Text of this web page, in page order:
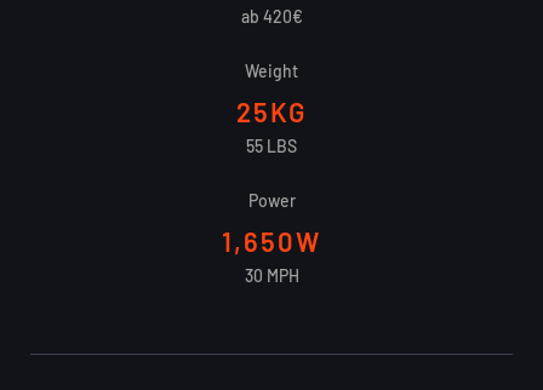
ab 420€
Weight
25KG
55 LBS
Power
1,650W
30 MPH